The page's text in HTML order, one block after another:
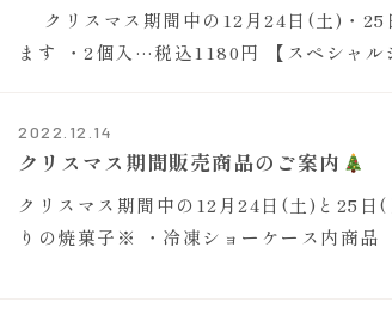
クリスマス期間中の12月24日(土)・25
ます ・2個入…税込1180円 【スペシャ
2022.12.14
クリスマス期間販売商品のご案内
クリスマス期間中の12月24日(土)と25日
りの焼菓子※ ・冷凍ショーケース内商